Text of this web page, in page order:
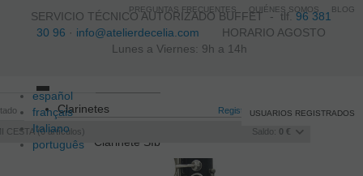
SERVICIO TÉCNICO AUTORIZADO BUFFET -tlf.96 381
30 96 · info@atelierdecelia.com HORARIO AGOSTO
Lunes a Viernes: 9h a 14h
español
français
Italiano
português
Registro /Iniciar sesión
CESTA 0artículos Saldo: 0 €
USUARIOS REGISTRADOS
Toggle
navigation
Clarinetes
Clarinete SIb
PREGUNTAS FRECUENTES QUIÉNES SOMOS BLOG